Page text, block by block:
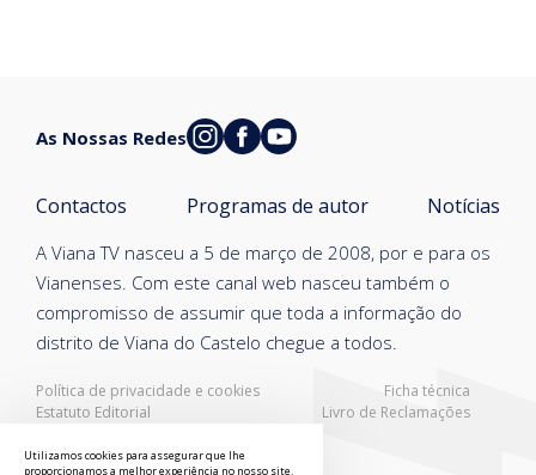
Política de privacidade e cookies
Ficha técnica
Estatuto Editorial
Livro de Reclamações
A Viana TV nasceu a 5 de março de 2008, por e para os
Vianenses. Com este canal web nasceu também o
compromisso de assumir que toda a informação do
distrito de Viana do Castelo chegue a todos.
Contactos Programas de autor Notícias
As Nossas Redes
Utilizamos cookies para assegurar que lhe
proporcionamos a melhor experiência no nosso site.